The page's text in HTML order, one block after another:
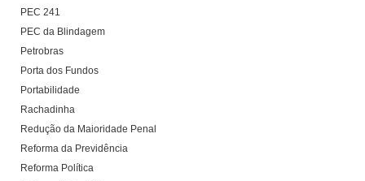
PEC 241
PEC da Blindagem
Petrobras
Porta dos Fundos
Portabilidade
Rachadinha
Redução da Maioridade Penal
Reforma da Previdência
Reforma Política